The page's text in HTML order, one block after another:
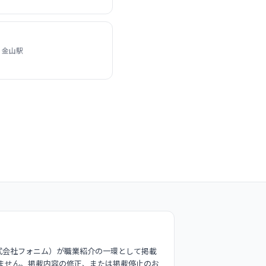
山駅
社フォニム）が職業紹介の一環として掲載
ん。掲載内容の修正、または掲載停止のお